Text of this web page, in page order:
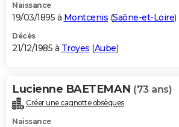
Naissance
19/03/1895 à Montcenis (Saône-et-Loire)
Décès
21/12/1985 à Troyes (Aube)
Lucienne BAETEMAN (73 ans)
Créer une cagnotte obsèques
Naissance